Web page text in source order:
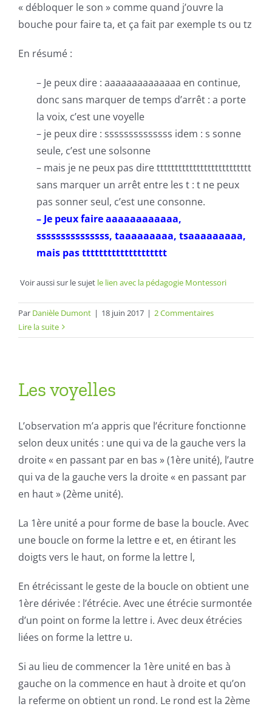
« débloquer le son » comme quand j’ouvre la
bouche pour faire ta, et ça fait par exemple ts ou tz
En résumé :
– Je peux dire : aaaaaaaaaaaaaa en continue,
donc sans marquer de temps d’arrêt : a porte
la voix, c’est une voyelle
– je peux dire : ssssssssssssss idem : s sonne
seule, c’est une solsonne
– mais je ne peux pas dire tttttttttttttttttttttttttt
sans marquer un arrêt entre les t : t ne peux
pas sonner seul, c’est une consonne.
– Je peux faire aaaaaaaaaaaa,
sssssssssssssss, taaaaaaaaa, tsaaaaaaaaa,
mais pas tttttttttttttttttttt
Voir aussi sur le sujet le lien avec la pédagogie Montessori
Par Danièle Dumont | 18 juin 2017 | 2 Commentaires
Lire la suite
Les voyelles
L’observation m’a appris que l’écriture fonctionne
selon deux unités : une qui va de la gauche vers la
droite « en passant par en bas » (1ère unité), l’autre
qui va de la gauche vers la droite « en passant par
en haut » (2ème unité).
La 1ère unitéa pour forme de base la boucle. Avec
une boucle on forme la lettre e et, en étirant les
doigts vers le haut, on forme la lettre l,
En étrécissant le geste de la boucle on obtient une
1ère dérivée : l’étrécie. Avec une étrécie surmontée
d’un point on forme la lettre i. Avec deux étrécies
liées on forme la lettre u.
Si au lieu de commencer la 1ère unité en bas à
gauche on la commence en haut à droite et qu’on
la referme on obtient un rond. Le rond est la 2ème